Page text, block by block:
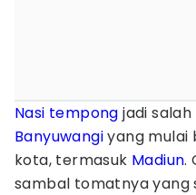
Nasi tempong jadi
Banyuwangiyang mulai
kota, termasuk Madiun.
sambal tomatnya yang